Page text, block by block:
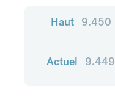
Haut 9.450
Actuel 9.449